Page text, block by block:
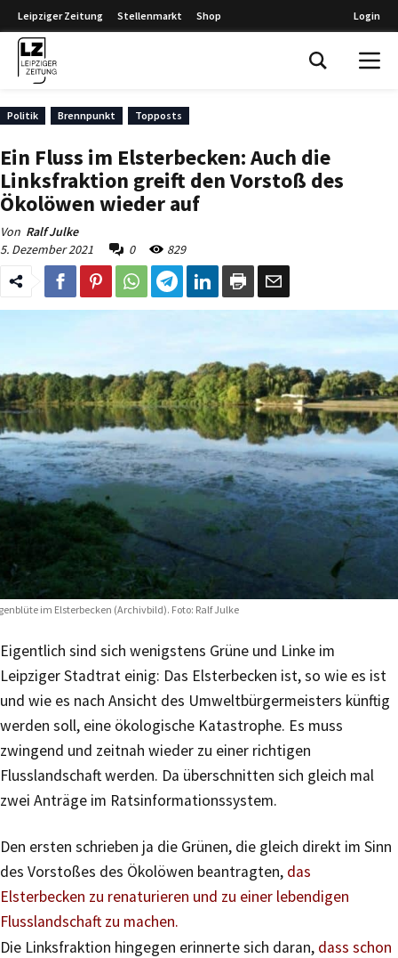
Leipziger Zeitung Stellenmarkt Shop Login
Politik Brennpunkt Topposts
Ein Fluss im Elsterbecken: Auch die
Linksfraktion greift den Vorstoß des
Ökolöwen wieder auf
Von Ralf Julke
5. Dezember 2021
0 829
im Elsterbecken (Archivbild). Foto: Ralf Julke
Eigentlich sind sich wenigstens Grüne und Linke im
Leipziger Stadtrat einig: Das Elsterbecken ist, so wie es ist
und wie es nach Ansicht des Umweltbürgermeisters künftig
werden soll, eine ökologische Katastrophe. Es muss
zwingend und zeitnah wieder zu einer richtigen
Flusslandschaft werden. Da überschnitten sich gleich mal
zwei Anträge im Ratsinformationssystem.
Den ersten schrieben ja die Grünen, die gleich direkt im Sinn
des Vorstoßes des Ökolöwen beantragten, das
Elsterbecken zu renaturieren und zu einer lebendigen
Flusslandschaft zu machen.
Die Linksfraktion hingegen erinnerte sich daran, dass schon